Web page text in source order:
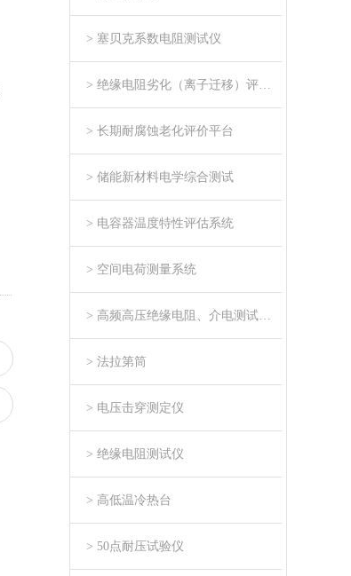
> 塞贝克系数电阻测试仪
> 绝缘电阻劣化（离子迁移）评估系统
> 长期耐腐蚀老化评价平台
> 储能新材料电学综合测试
> 电容器温度特性评估系统
> 空间电荷测量系统
> 高频高压绝缘电阻、介电测试系统
> 法拉第筒
> 电压击穿测定仪
> 绝缘电阻测试仪
> 高低温冷热台
> 50点耐压试验仪